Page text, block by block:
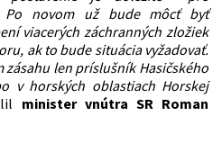
Po novom už bude môcť byť
viacerých záchranných zložiek
ak to bude situácia vyžadovať.
len príslušník Hasičského
v horských oblastiach Horskej
minister vnútra SR Roman